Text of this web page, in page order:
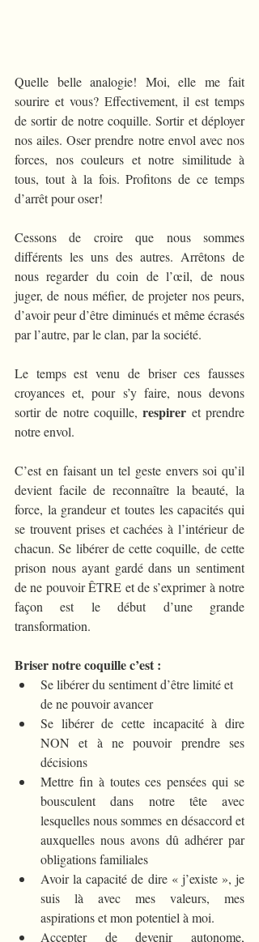
Quelle belle analogie! Moi, elle me fait
sourire et vous? Effectivement, il est temps
de sortir de notre coquille. Sortir et déployer
nos ailes. Oser prendre notre envol avec nos
forces, nos couleurs et notre similitude à
tous, tout à la fois. Profitons de ce temps
d’arrêt pour oser!
Cessons de croire que nous sommes
différents les uns des autres. Arrêtons de
nous regarder du coin de l’œil, de nous
juger, de nous méfier, de projeter nos peurs,
d’avoir peur d’être diminués et même écrasés
par l’autre, par le clan, par la société.
Le temps est venu de briser ces fausses
croyances et, pour s’y faire, nous devons
sortir de notre coquille, respirer et prendre
notre envol.
C’est en faisant un tel geste envers soi qu’il
devient facile de reconnaître la beauté, la
force, la grandeur et toutes les capacités qui
se trouvent prises et cachées à l’intérieur de
chacun. Se libérer de cette coquille, de cette
prison nous ayant gardé dans un sentiment
de ne pouvoir ÊTRE et de s’exprimer à notre
façon est le début d’une grande
transformation.
Briser notre coquille c’est :
Se libérer du sentiment d’être limité et
de ne pouvoir avancer
Se libérer de cette incapacité à dire
NON et à ne pouvoir prendre ses
décisions
Mettre fin à toutes ces pensées qui se
bousculent dans notre tête avec
lesquelles nous sommes en désaccord et
auxquelles nous avons dû adhérer par
obligations familiales
Avoir la capacité de dire « j’existe », je
suis là avec mes valeurs, mes
aspirations et mon potentiel à moi.
Accepter de devenir autonome,